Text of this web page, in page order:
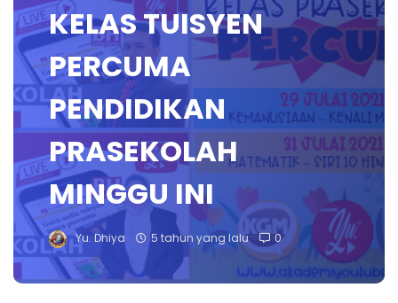
KELAS TUISYEN
PERCUMA
PENDIDIKAN
PRASEKOLAH
MINGGU INI
Yu. Dhiya 5 tahun yang lalu 0